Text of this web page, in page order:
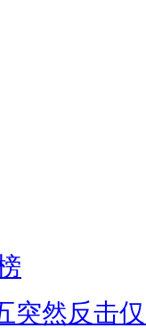
突然反击